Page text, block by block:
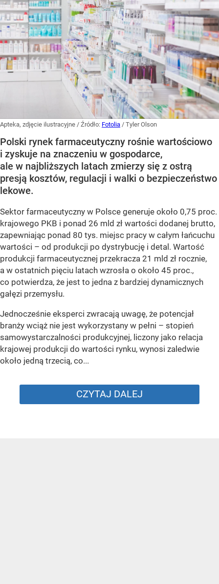
Apteka, zdjęcie ilustracyjne / Źródło: Fotolia / Tyler Olson
Polski rynek farmaceutyczny rośnie wartościowo
i zyskuje na znaczeniu w gospodarce,
ale w najbliższych latach zmierzy się z ostrą
presją kosztów, regulacji i walki o bezpieczeństwo
lekowe.
Sektor farmaceutyczny w Polsce generuje około 0,75 proc.
krajowego PKB i ponad 26 mld zł wartości dodanej brutto,
zapewniając ponad 80 tys. miejsc pracy w całym łańcuchu
wartości – od produkcji po dystrybucję i detal. Wartość
produkcji farmaceutycznej przekracza 21 mld zł rocznie,
a w ostatnich pięciu latach wzrosła o około 45 proc.,
co potwierdza, że jest to jedna z bardziej dynamicznych
gałęzi przemysłu.
Jednocześnie eksperci zwracają uwagę, że potencjał
branży wciąż nie jest wykorzystany w pełni – stopień
samowystarczalności produkcyjnej, liczony jako relacja
krajowej produkcji do wartości rynku, wynosi zaledwie
około jedną trzecią, co...
CZYTAJ DALEJ